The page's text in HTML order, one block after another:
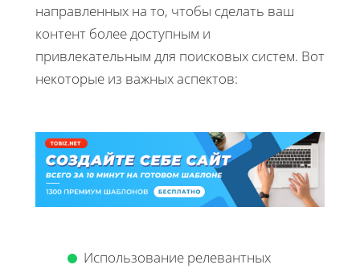
направленных на то, чтобы сделать ваш
контент более доступным и
привлекательным для поисковых систем. Вот
некоторые из важных аспектов:
Использование релевантных